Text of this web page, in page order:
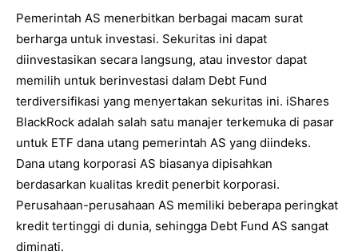
Pemerintah AS menerbitkan berbagai macam surat
berharga untuk investasi. Sekuritas ini dapat
diinvestasikan secara langsung, atau investor dapat
memilih untuk berinvestasi dalam Debt Fund
terdiversifikasi yang menyertakan sekuritas ini. iShares
BlackRock adalah salah satu manajer terkemuka di pasar
untuk ETF dana utang pemerintah AS yang diindeks.
Dana utang korporasi AS biasanya dipisahkan
berdasarkan kualitas kredit penerbit korporasi.
Perusahaan-perusahaan AS memiliki beberapa peringkat
kredit tertinggi di dunia, sehingga Debt Fund AS sangat
diminati.